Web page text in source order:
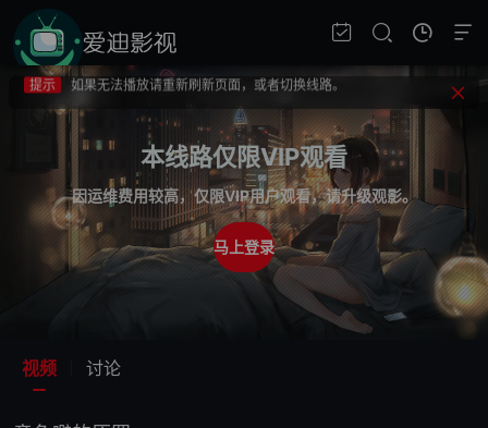
提示
提示
如果无法播放请重新刷新页面，或者切换线路。
提示
视频载入速度跟网速有关，请耐心等待几秒钟。
不要轻易相信视频中的广告，谨防上当受骗!
本线路仅限VIP观看
因运维费用较高，仅限VIP用户观看，请升级观影。
马上登录
视频 讨论